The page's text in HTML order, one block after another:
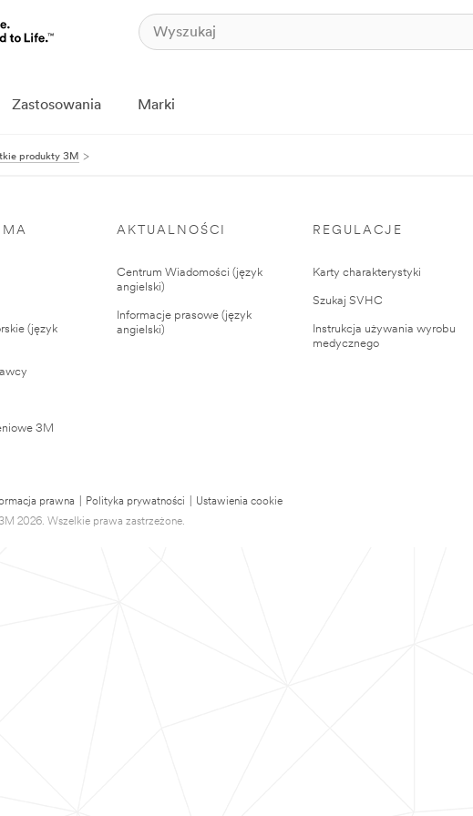
Zastosowania Marki
produkty 3M
(język
3M
AKTUALNOŚCI
Centrum Wiadomości (język
angielski)
Informacje prasowe (język
angielski)
REGULACJE
Karty charakterystyki
Szukaj SVHC
Instrukcja używania wyrobu
medycznego
prawna Polityka prywatności
Ustawienia cookie
2026. Wszelkie prawa zastrzeżone.